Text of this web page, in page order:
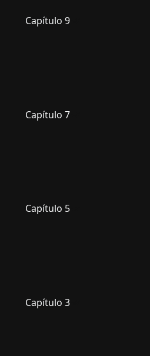
Capítulo 9
Capítulo 7
Capítulo 5
Capítulo 3